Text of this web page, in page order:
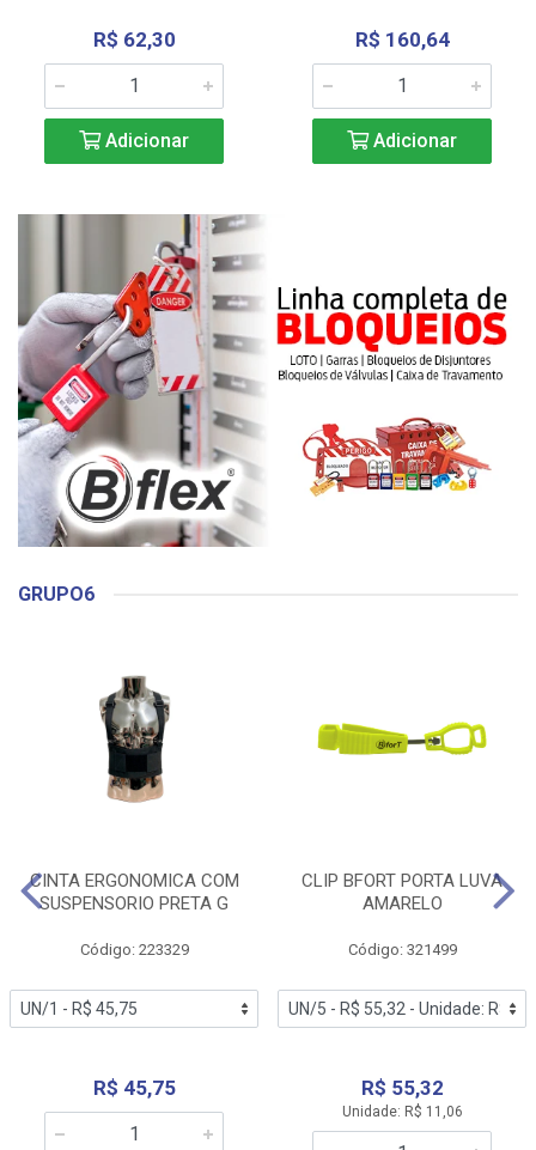
R$ 62,30
Adicionar
R$ 160,64
Adicionar
GRUPO6
CINTA ERGONOMICA COM
SUSPENSORIO PRETA G
Código: 223329
R$ 45,75
CLIP BFORT PORTA LUVA
AMARELO
Código: 321499
R$ 55,32
Unidade: R$ 11,06